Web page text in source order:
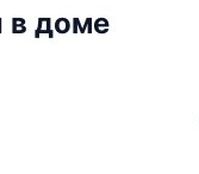
в доме